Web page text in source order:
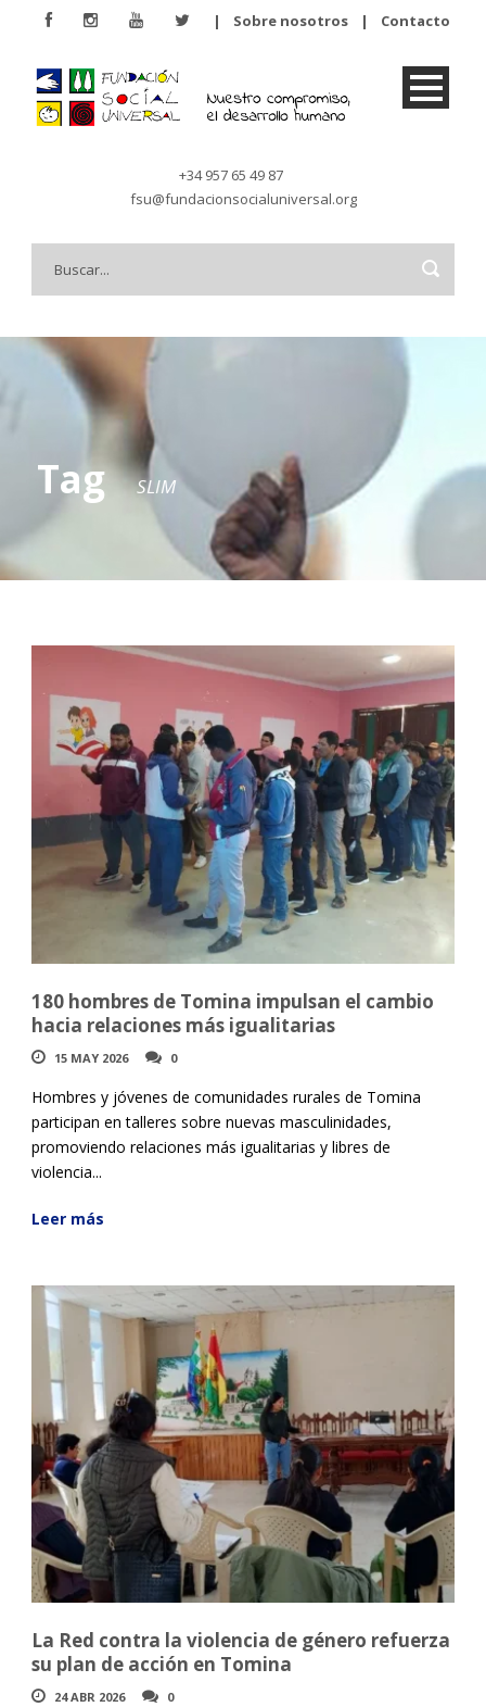
| Sobre nosotros | Contacto
+34 957 65 49 87
fsu@fundacionsocialuniversal.org
Tag SLIM
180 hombres de Tomina impulsan el cambio
hacia relaciones más igualitarias
15 MAY 2026 0
Hombres y jóvenes de comunidades rurales de Tomina
participan en talleres sobre nuevas masculinidades,
promoviendo relaciones más igualitarias y libres de
violencia...
Leer más
La Red contra la violencia de género refuerza
su plan de acción en Tomina
24 ABR 2026 0